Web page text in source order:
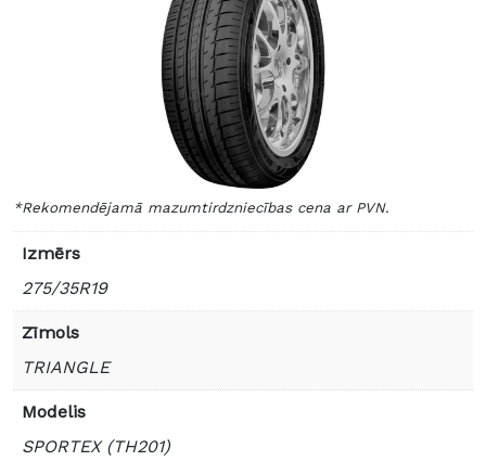
*Rekomendējamā mazumtirdzniecības cena ar PVN.
Izmērs
275/35R19
Zīmols
TRIANGLE
Modelis
SPORTEX (TH201)